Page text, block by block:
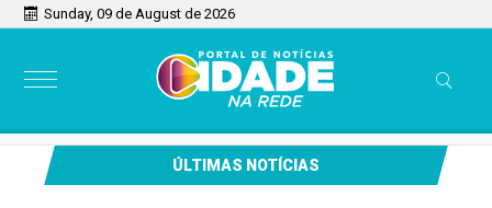
Sunday, 09 de August de 2026
ÚLTIMAS NOTÍCIAS